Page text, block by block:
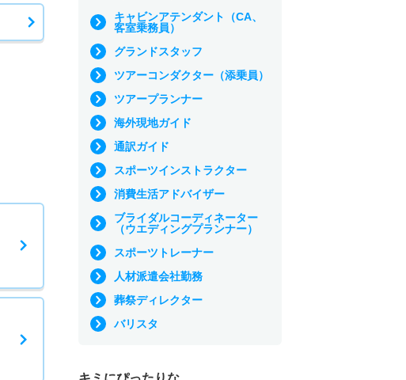
キャビンアテンダント（CA、
客室乗務員）
グランドスタッフ
ツアーコンダクター（添乗員）
ツアープランナー
海外現地ガイド
通訳ガイド
スポーツインストラクター
消費生活アドバイザー
ブライダルコーディネーター
（ウエディングプランナー）
スポーツトレーナー
人材派遣会社勤務
葬祭ディレクター
バリスタ